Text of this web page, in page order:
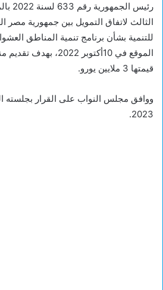
رئيس
الثالث لاتفاق التمويل بين جمهورية مصر
للتنمية بشأن برنامج تنمية المناطق
الموقع في 10أكتوبر
قيمتها 3 ملايين يورو.
2023.